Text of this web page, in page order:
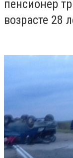
пенсионер
возрасте 28